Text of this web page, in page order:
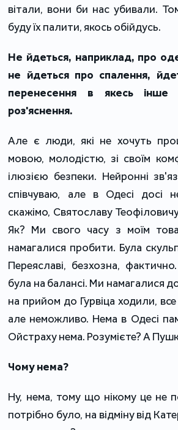
вітали, вони би нас убивали.
буду їх палити, якось обійдусь.
Не йдеться, наприклад, про
не йдеться про спалення,
перенесення в якесь
роз'яснення.
Але є люди, які не хочуть
мовою, молодістю, зі своїм
ілюзією безпеки. Нейронні
співчуваю, але в Одесі досі
скажімо, Святославу
Як? Ми свого часу з моїм
намагалися пробити. Була
Переяславі, безхозна,
була на балансі. Ми намагалися
на прийом до Гурвіца ходили,
але неможливо. Нема в Одесі
Ойстраху нема. Розумієте? А
Чому нема?
Ну, нема, тому що нікому це не
потрібно було, на відміну від